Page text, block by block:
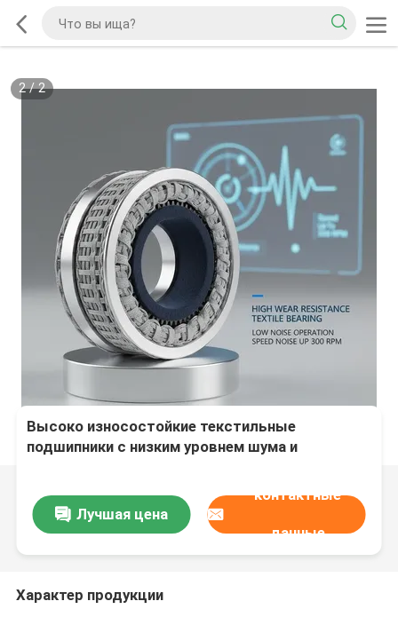
2/2
Высоко износостойкие текстильные
подшипники с низким уровнем шума и
Лучшая цена
контактные
данные
Характер продукции